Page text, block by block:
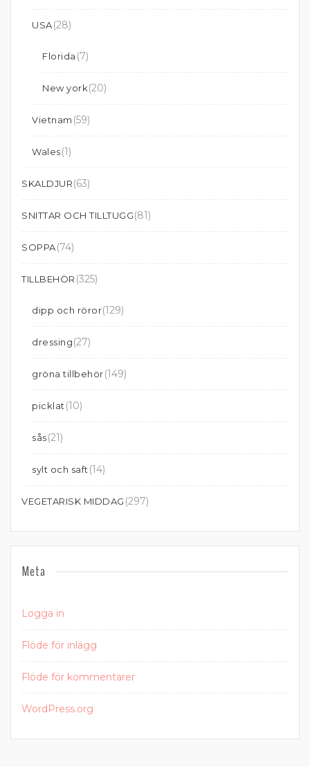
USA(28)
Florida (7)
New york(20)
Vietnam (59)
Wales(1)
SKALDJUR(63)
SNITTAR OCH TILLTUGG(81)
SOPPA(74)
TILLBEHÖR (325)
dipp och röror(129)
dressing(27)
gröna tillbehör(149)
picklat (10)
sås(21)
sylt och saft (14)
VEGETARISK MIDDAG (297)
Meta
Logga in
Flöde för inlägg
Flöde för kommentarer
WordPress.org